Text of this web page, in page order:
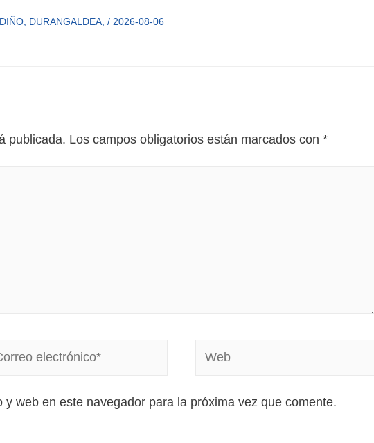
DURANGALDEA ,/ 2026-08-06
publicada. Los campos obligatorios están marcados con *
web en este navegador para la próxima vez que comente.